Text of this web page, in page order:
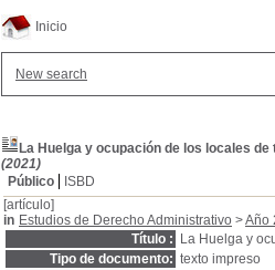
Inicio
New search
La Huelga y ocupación de los locales de
(2021)
Público
ISBD
[artículo]
in Estudios de Derecho Administrativo >Año
Título :
La Huelga y
Tipo de documento: texto impreso